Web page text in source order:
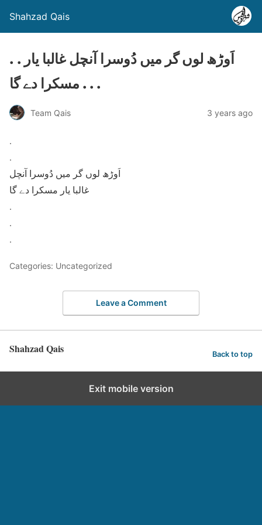
Shahzad Qais
. . اَوڑھ لوں گر میں دُوسرا آنچل غالبا یار
مسکرا دے گا . . .
Team Qais 3 years ago
.
.
اَوڑھ لوں گر میں دُوسرا آنچل
غالبا یار مسکرا دے گا
.
.
.
Categories: Uncategorized
Leave a Comment
Shahzad Qais Back to top
Exit mobile version